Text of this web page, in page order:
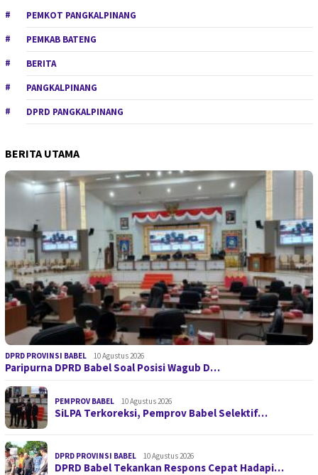
PEMKOT PANGKALPINANG
PEMKAB BATENG
BERITA
PANGKALPINANG
DPRD PANGKALPINANG
BERITA UTAMA
DPRD PROVINSI BABEL 10 Agustus 2026
Paripurna DPRD Babel Soal Posisi Wagub D…
PEMPROV BABEL 10 Agustus 2026
SiLPA Terkoreksi, Pemprov Babel Selektif…
DPRD PROVINSI BABEL 10 Agustus 2026
DPRD Babel Tekankan Respons Cepat Hadapi…